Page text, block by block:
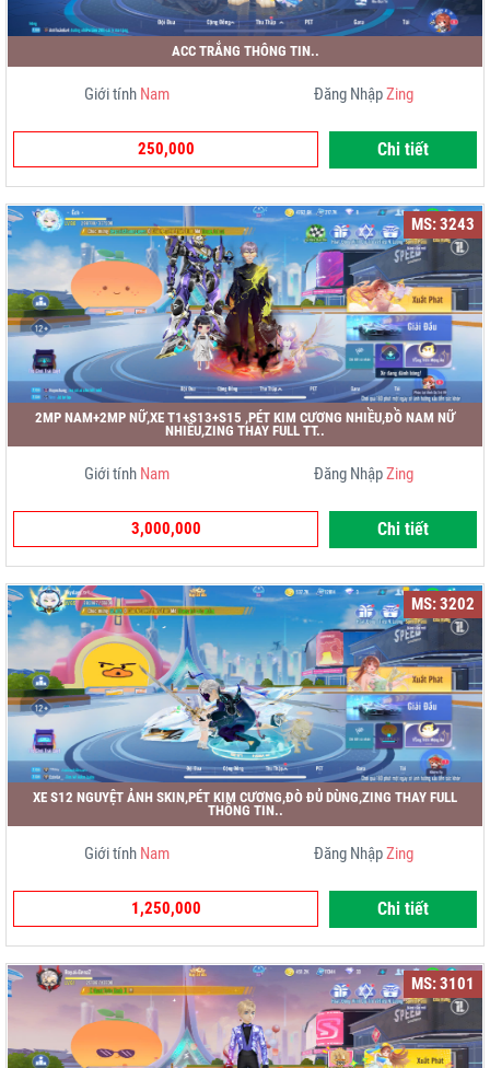
ACC TRẮNG THÔNG TIN..
Giới tính Nam Đăng NhậpZing
250,000 Chi tiết
MS: 3243
2MP NAM+2MP NỮ,XE T1+S13+S15 ,PÉT KIM CƯƠNG NHIỀU,ĐỒ NAM NỮ
NHIỀU,ZING THAY FULL TT..
Giới tính Nam Đăng NhậpZing
3,000,000 Chi tiết
MS: 3202
XE S12 NGUYỆT ẢNH SKIN,PÉT KIM CƯƠNG,ĐÒ ĐỦ DÙNG,ZING THAY FULL
THÔNG TIN..
Giới tính Nam Đăng NhậpZing
1,250,000 Chi tiết
MS: 3101